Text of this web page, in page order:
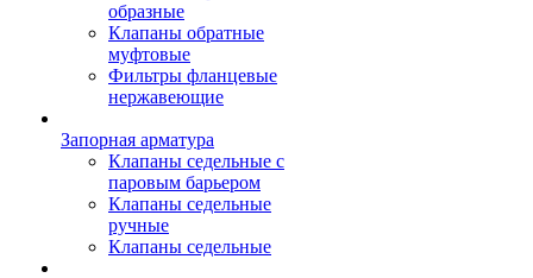
образные
Клапаны обратные
муфтовые
Фильтры фланцевые
нержавеющие
Запорная арматура
Клапаны седельные с
паровым барьером
Клапаны седельные
ручные
Клапаны седельные